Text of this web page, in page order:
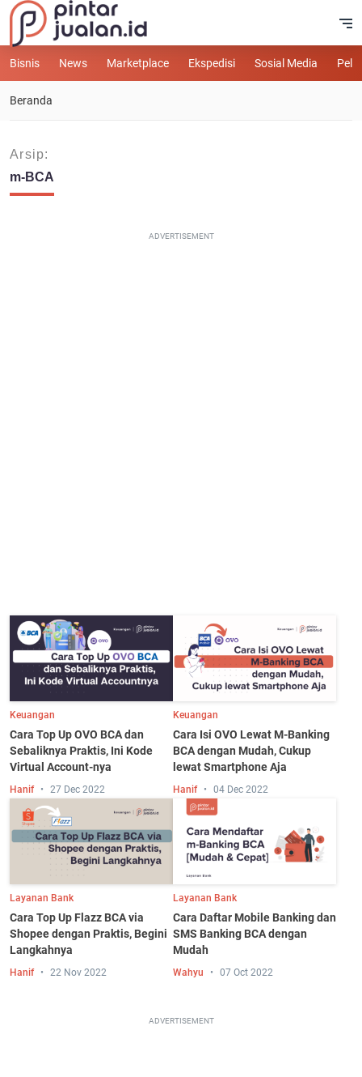
Bisnis News Marketplace Ekspedisi Sosial Media
Beranda
Arsip:
m-BCA
ADVERTISEMENT
Keuangan
Cara Top Up OVO BCA dan
Sebaliknya Praktis, Ini Kode
Virtual Account-nya
Hanif 27 Dec 2022
Keuangan
Cara Isi OVO Lewat M-Banking
BCA dengan Mudah, Cukup
lewat Smartphone Aja
Hanif 04 Dec 2022
Layanan Bank
Cara Top Up Flazz BCA via
Shopee dengan Praktis, Begini
Langkahnya
Hanif 22 Nov 2022
Layanan Bank
Cara Daftar Mobile Banking dan
SMS Banking BCA dengan
Mudah
Wahyu 07 Oct 2022
ADVERTISEMENT